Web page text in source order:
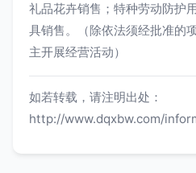
礼品花卉销售；特种劳动防护
具销售。（除依法须经批准的
主开展经营活动）
如若转载，请注明出处：
http://www.dqxbw.com/